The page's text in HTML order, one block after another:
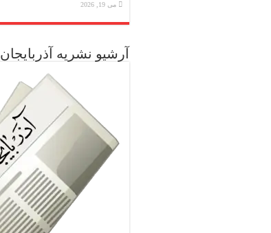
می 19, 2026
آرشیو نشریه آذربایجان